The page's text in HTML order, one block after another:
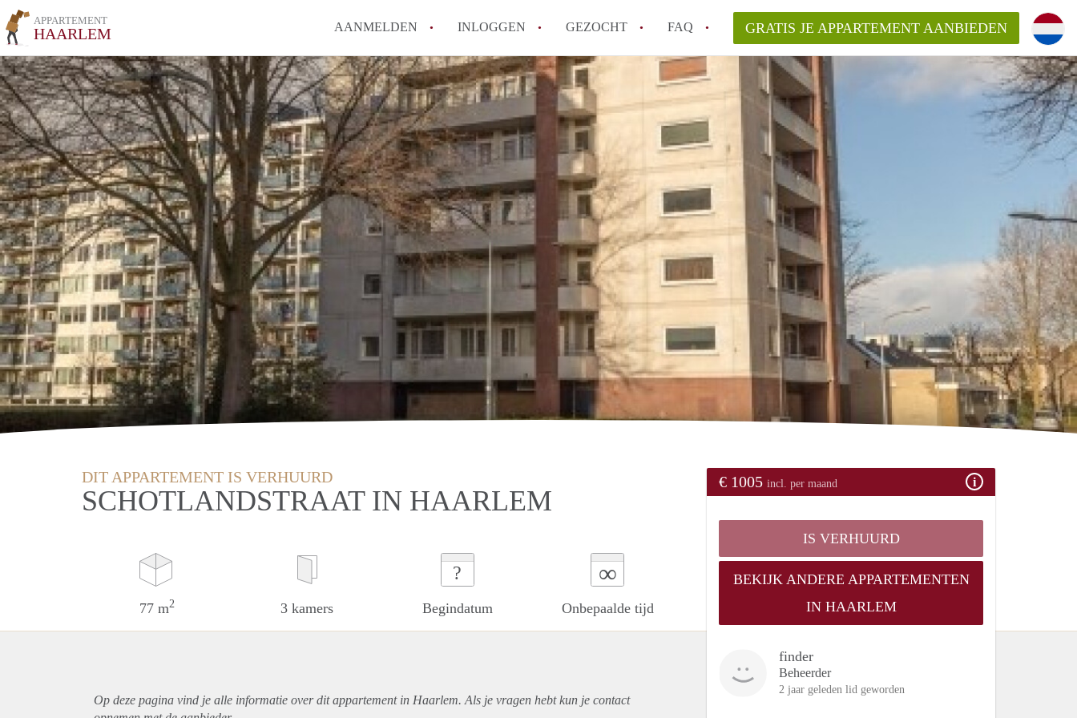
APPARTEMENT
HAARLEM AANMELDEN INLOGGEN GEZOCHT FAQ
How to translate AppartementHaarlem!
Wat is AppartementHaarlem?
Hoeveel kost het om te reageren op een Appartement in Haarlem?
Wat is de privacyverklaring van AppartementHaarlem?
Berekent AppartementHaarlem
makelaarsvergoeding/bemiddelingsvergoeding?
Alle veelgestelde vragen
GRATIS JE APPARTEMENT AANBIEDEN
DIT APPARTEMENT IS VERHUURD
SCHOTLANDSTRAAT IN HAARLEM
77 m2 3 kamers
?
Begindatum
∞
Onbepaalde tijd
€ 1005 incl. per maand
IS VERHUURD
BEKIJK ANDERE APPARTEMENTEN
IN HAARLEM
finder
Beheerder
2 jaar geleden lid geworden
Op deze pagina vind je alle informatie over ditappartementin Haarlem. Als je vragen hebt kun je contact